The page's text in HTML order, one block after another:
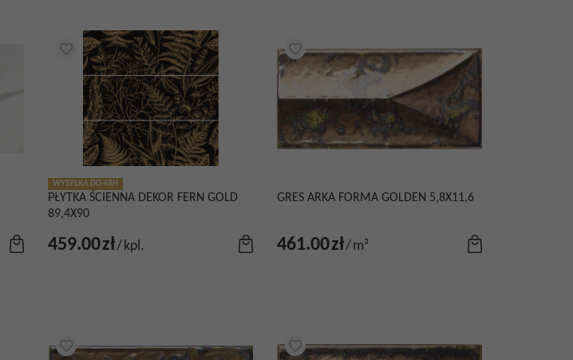
WYSYŁKA DO 48H
PŁYTKA ŚCIENNA DEKOR FERN GOLD
89,4X90
459.00zł/ kpl.
GRES ARKA FORMA GOLDEN 5,8X11,6
461.00zł/ m²